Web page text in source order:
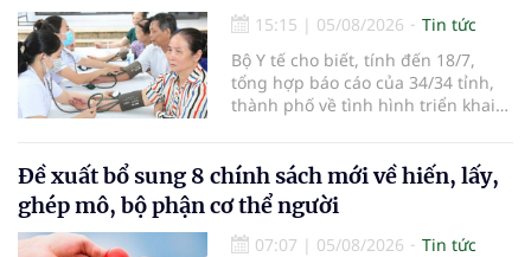
15:15 | 05/08/2026
Tin tức
Bộ Y tế cho biết, tính đến 18/7,
tổng hợp báo cáo của 34/34 tỉnh,
thành phố về tình hình triển khai
nhận 32.286.360 người, chiếm gần
30% dân số cả nước đã được khám
sức khỏe định kỳ năm nay.
Đề xuất bổ sung 8 chính sách mới về hiến, lấy,
ghép mô, bộ phận cơ thể người
07:07 | 05/08/2026
Tin tức